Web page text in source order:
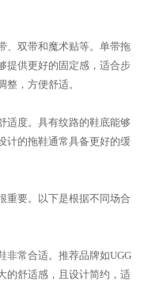
、双带和魔术贴等。单带拖
提供更好的固定感，适合步
，方便舒适。
适度。具有纹路的鞋底能够
计的拖鞋通常具备更好的缓
重要。以下是根据不同场合
非常合适。推荐品牌如UGG
的舒适感，且设计简约，适